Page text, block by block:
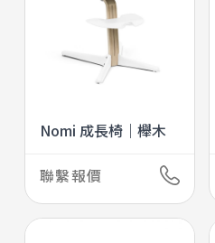
Nomi 成長椅｜櫸木
聯繫報價